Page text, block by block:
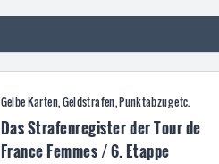
Gelbe Karten, Geldstrafen, Punktabzug etc.
Das Strafenregister der Tour de
France Femmes / 6. Etappe